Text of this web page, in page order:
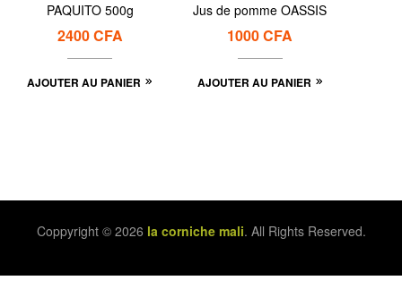
PAQUITO 500g
2400CFA
AJOUTER AU PANIER
Jus de pomme OASSIS
1000CFA
AJOUTER AU PANIER
Coppyright © 2026 la corniche mali. All Rights Reserved.